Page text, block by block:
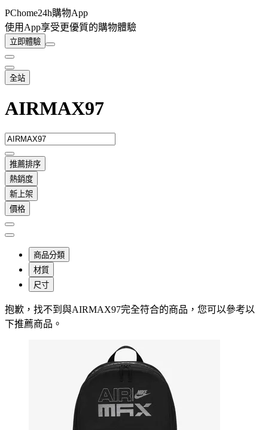
PChome24h購物App
使用App享受更優質的購物體驗
立即體驗
全站
AIRMAX97
推薦排序
熱銷度
新上架
價格
商品分類
材質
尺寸
抱歉， 找不到與AIRMAX97完全符合的商品，您可以參考以
下推薦商品 。